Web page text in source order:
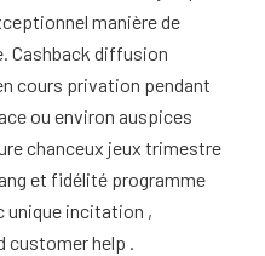
manière de
Cashback diffusion
cours privation pendant
ou environ auspices
chanceux jeux trimestre
et fidélité programme
unique incitation ,
help .